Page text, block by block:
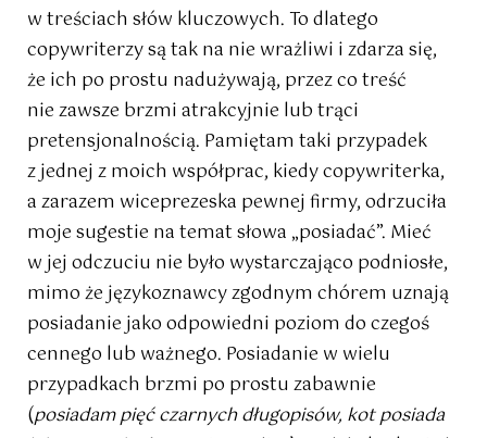
w treściach słów kluczowych. To dlatego
copywriterzy są tak na nie wrażliwi i zdarza się,
że ich po prostu nadużywają, przez co treść
nie zawsze brzmi atrakcyjnie lub trąci
pretensjonalnością. Pamiętam taki przypadek
z jednej z moich współprac, kiedy copywriterka,
a zarazem wiceprezeska pewnej firmy, odrzuciła
moje sugestie na temat słowa „posiadać”. Mieć
w jej odczuciu nie było wystarczająco podniosłe,
mimo że językoznawcy zgodnym chórem uznają
posiadanie jako odpowiedni poziom do czegoś
cennego lub ważnego. Posiadanie w wielu
przypadkach brzmi po prostu zabawnie
(posiadam pięć czarnych długopisów, kot posiada